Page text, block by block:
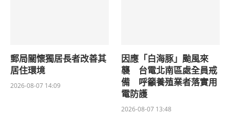
郵局關懷獨居長者改善其
居住環境
2026-08-07 14:09
因應「白海豚」颱風來
襲 台電北南區處全員戒
備 呼籲養殖業者落實用
電防護
2026-08-07 13:48